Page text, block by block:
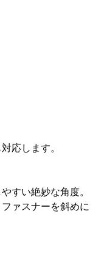
応します。
すい絶妙な角度。
ァスナーを斜めに